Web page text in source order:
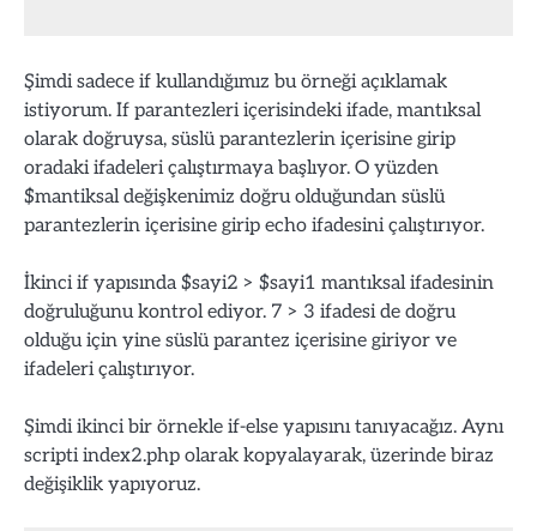
Şimdi sadece if kullandığımız bu örneği açıklamak
istiyorum. If parantezleri içerisindeki ifade, mantıksal
olarak doğruysa, süslü parantezlerin içerisine girip
oradaki ifadeleri çalıştırmaya başlıyor. O yüzden
$mantiksal değişkenimiz doğru olduğundan süslü
parantezlerin içerisine girip echo ifadesini çalıştırıyor.
İkinci if yapısında $sayi2 > $sayi1 mantıksal ifadesinin
doğruluğunu kontrol ediyor. 7 > 3 ifadesi de doğru
olduğu için yine süslü parantez içerisine giriyor ve
ifadeleri çalıştırıyor.
Şimdi ikinci bir örnekle if-else yapısını tanıyacağız. Aynı
scripti index2.php olarak kopyalayarak, üzerinde biraz
değişiklik yapıyoruz.